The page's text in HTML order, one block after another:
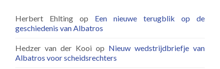
Herbert Ehlting op Een nieuwe terugblik op de
geschiedenis van Albatros
Hedzer van der Kooi op Nieuw wedstrijdbriefje van
Albatros voor scheidsrechters